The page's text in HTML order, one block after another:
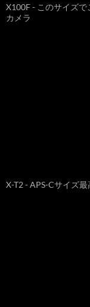
X100F - このサイズ
カメラ
X-T2 - APS-Cサイズ